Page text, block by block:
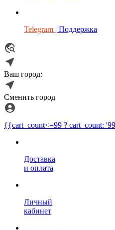
Telegram | Поддержка
Ваш город:
Сменить город
{{cart_count<=99 ? cart_count:
Доставка
и оплата
Личный
кабинет